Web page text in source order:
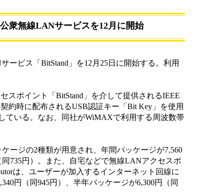
衆無線LANサービスを12月に開始
ビス「BitStand」を12月25日に開始する。利用
ポイント「BitStand」を介して提供されるIEEE
約時に配布されるUSB認証キー「Bit Key」を使用
ている。なお、同社がWiMAXで利用する周波数帯
ージの2種類が用意され、年間パッケージが7,560
735円）。また、自宅などで無線LANアクセスポ
は、ユーザーが加入するインターネット回線に
円（同945円）、半年パッケージが6,300円（同